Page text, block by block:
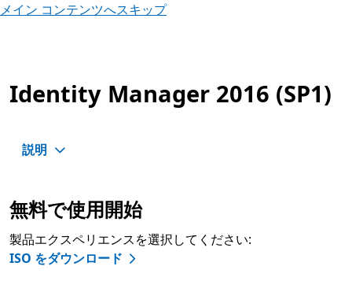
メイン コンテンツへスキップ
Identity Manager 2016 (SP1)
説明
無料で使用開始
製品エクスペリエンスを選択してください:
ISO をダウンロード